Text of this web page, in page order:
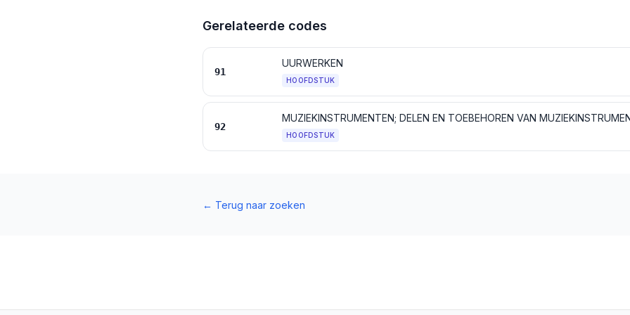
Gerelateerde codes
91
UURWERKEN
HOOFDSTUK
92
MUZIEKINSTRUMENTEN; DELEN EN TOEBEHOREN VAN
HOOFDSTUK
← Terug naar zoeken